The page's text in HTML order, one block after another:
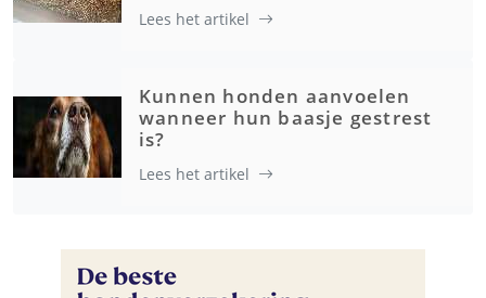
Lees het artikel
Kunnen honden aanvoelen
wanneer hun baasje gestrest
is?
Lees het artikel